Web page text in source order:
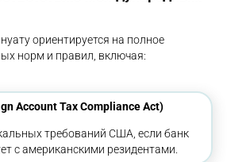
ориентируется на полное
норм и правил, включая:
Account Tax Compliance Act)
требований США, если банк
с американскими резидентами.